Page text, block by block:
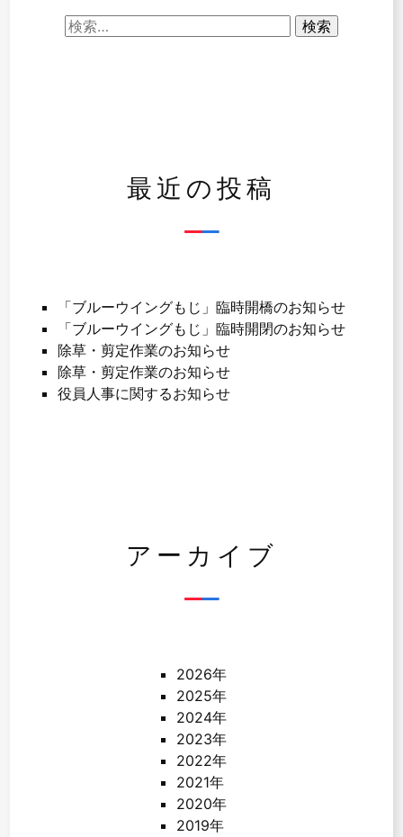
検
最近の投稿
「ブルーウイングもじ」臨時開橋のお知らせ
「ブルーウイングもじ」臨時開閉のお知らせ
除草・剪定作業のお知らせ
除草・剪定作業のお知らせ
役員人事に関するお知らせ
アーカイブ
2026年
2025年
2024年
2023年
2022年
2021年
2020年
2019年